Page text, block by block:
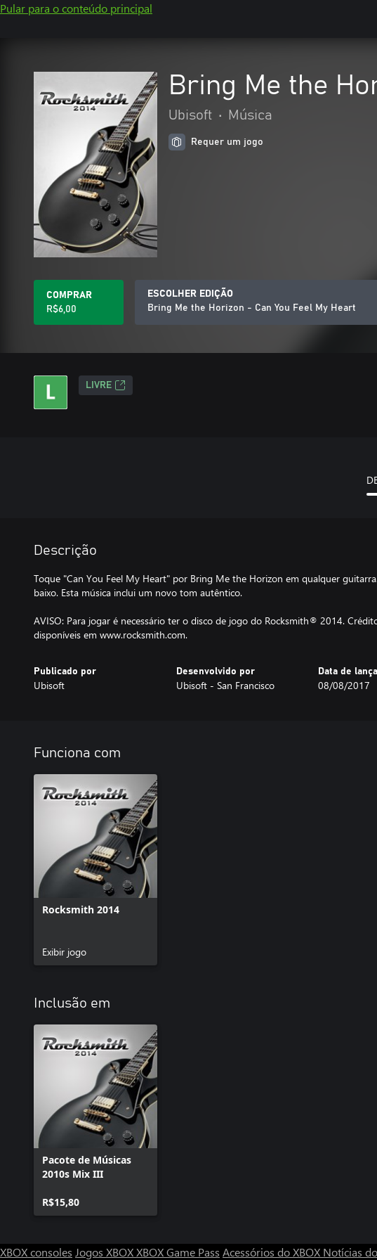
Pular para o conteúdo principal
Bring Me the
Ubisoft • Música
Requer um jogo
COMPRAR
R$6,00
ESCOLHER EDIÇÃO
Bring Me the Horizon - Can You Feel My Heart
LIVRE
Descrição
Toque "Can You Feel My Heart" por Bring Me the Horizon em qualquer
baixo. Esta música inclui um novo tom autêntico.
AVISO: Para jogar é necessário ter o disco de jogo do Rocksmith® 2014.
disponíveis em www.rocksmith.com.
Publicado por
Ubisoft
Desenvolvido por
Ubisoft - San Francisco
Data de
08/08/2017
Funciona com
Rocksmith 2014
Exibir jogo
Inclusão em
Pacote de Músicas
2010s Mix III
R$15,80
XBOX consoles Jogos XBOXXBOX Game Pass Acessórios do XBOX Notícias